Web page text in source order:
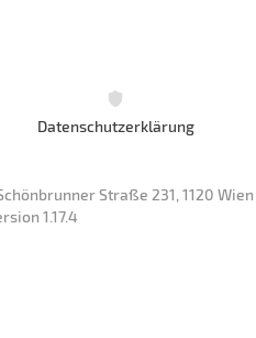
Datenschutzerklärung
Straße 231, 1120 Wien
1.17.4